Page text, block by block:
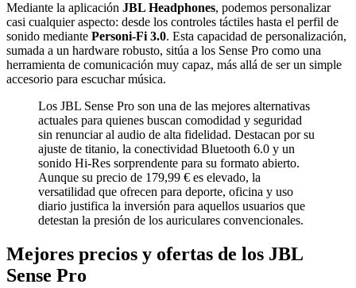
Mediante la aplicación JBL Headphones, podemos personalizar
casi cualquier aspecto: desde los controles táctiles hasta el perfil de
sonido mediante Personi-Fi 3.0. Esta capacidad de personalización,
sumada a un hardware robusto, sitúa a los Sense Pro como una
herramienta de comunicación muy capaz, más allá de ser un simple
accesorio para escuchar música.
Los JBL Sense Pro son una de las mejores alternativas
actuales para quienes buscan comodidad y seguridad
sin renunciar al audio de alta fidelidad. Destacan por su
ajuste de titanio, la conectividad Bluetooth 6.0 y un
sonido Hi-Res sorprendente para su formato abierto.
Aunque su precio de 179,99 € es elevado, la
versatilidad que ofrecen para deporte, oficina y uso
diario justifica la inversión para aquellos usuarios que
detestan la presión de los auriculares convencionales.
Mejores precios y ofertas de los JBL
Sense Pro